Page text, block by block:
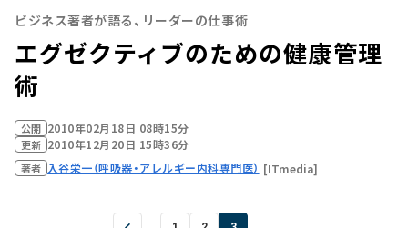
ビジネス著者が語る、リーダーの仕事術
エグゼクティブのための健康管理
術
公開 2010年02月18日 08時15分
更新 2010年12月20日 15時36分
著者 入谷栄一（呼吸器・アレルギー内科専門医） [ITmedia]